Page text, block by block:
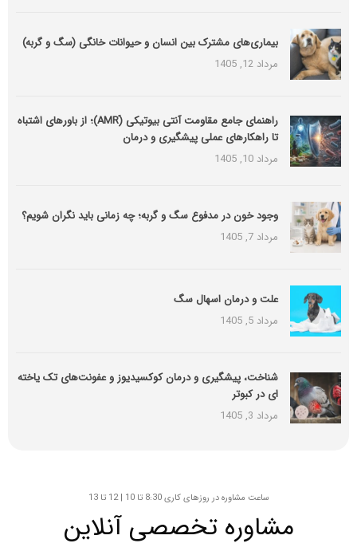
بیماری‌های مشترک بین انسان و حیوانات خانگی (سگ و گربه)
مرداد 12, 1405
راهنمای جامع مقاومت آنتی بیوتیکی (َAMR)؛ از باورهای اشتباه
تا راهکارهای عملی پیشگیری و درمان
مرداد 10, 1405
وجود خون در مدفوع سگ و گربه؛ چه زمانی باید نگران شویم؟
مرداد 7, 1405
علت و درمان اسهال سگ
مرداد 5, 1405
شناخت، پیشگیری و درمان کوکسیدیوز و عفونت‌های تک یاخته
ای در کبوتر
مرداد 3, 1405
ساعت مشاوره در روزهای کاری 8:30 تا 10 | 12 تا 13
مشاوره تخصصی آنلاین